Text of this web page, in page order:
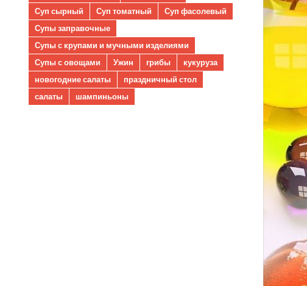
Суп сырный
Суп томатный
Суп фасолевый
Супы заправочные
Супы с крупами и мучными изделиями
Супы с овощами
Ужин грибы
кукуруза
новогодние салаты
праздничный стол
салаты
шампиньоны